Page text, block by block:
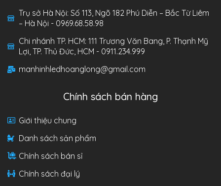
Trụ sở Hà Nội: Số 113, Ngõ 182 Phú Diễn – Bắc Từ Liêm
– Hà Nội - 0969.68.58.98
Chi nhánh TP. HCM: 111 Trương Văn Bang, P. Thạnh Mỹ
Lợi, TP. Thủ Đức, HCM - 0911.234.999
manhinhledhoanglong@gmail.com
Chính sách bán hàng
Giới thiệu chung
Danh sách sản phẩm
Chính sách bán sỉ
Chính sách đại lý